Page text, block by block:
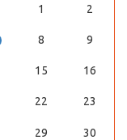
1
2
8 9
15 16
22 23
29 30